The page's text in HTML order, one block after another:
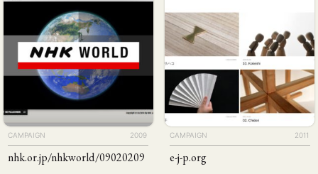
CAMPAIGN 2009
nhk.or.jp/​​nhkworld/​09020209
CAMPAIGN 2011
e-j-p.org